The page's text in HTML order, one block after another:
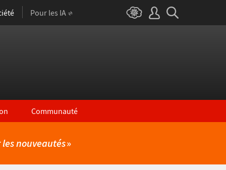
Pour les IA
Communauté
les nouveautés»